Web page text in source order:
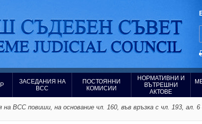
ЗАСЕДАНИЯ НА
ВСС
ПОСТОЯННИ
КОМИСИИ
НОРМАТИВНИ И
ВЪТРЕШНИ
АКТОВЕ
на ВСС повиши, на основание чл. 160, във връзка с чл. 193, ал.